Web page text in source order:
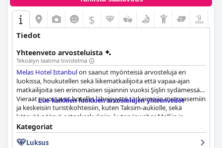
$
Tiedot
Yhteenveto arvosteluista
Tekoälyn laatima tiivistelmä
Melas Hotel Istanbulon saanut myönteisiä arvosteluja eri
luokissa, houkutellen sekä liikematkailijoita että vapaa-ajan
matkailijoita sen erinomaisen sijainnin vuoksi Şişlin sydämessä.
Vieraat arvostavat hotellin läheisyyttä tärkeimpiin metroasemiin
ja keskeisiin turistikohteisiin, kuten Taksim-aukiolle, sekä
kätevää pääsyä ostoskeskuksiin, kuten Jawaher Malliin ja
Cevahir Malliin, ravintoloihin ja supermarketteihin. Pääkadun
melusta huolimatta eläväinen ympäristö ja joukkoliikenteen
helppous tekevät siitä monipuolisen valinnan vierailijoille.
Lue kaikkien luokkien arvostelujen yhteenvedot
Kategoriat
Luksus